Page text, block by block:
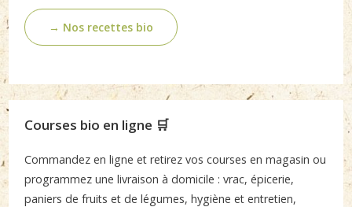
→ Nos recettes bio
Courses bio en ligne 🛒
Commandez en ligne et retirez vos courses en magasin ou
programmez une livraison à domicile : vrac, épicerie,
paniers de fruits et de légumes, hygiène et entretien,